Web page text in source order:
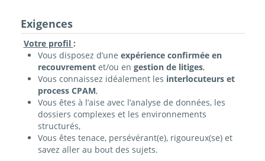
Exigences
Votre profil :
Vous disposez d’une expérience confirmée en
recouvrementet/ou en gestion de litiges,
Vous connaissez idéalement les interlocuteurs et
process CPAM,
Vous êtes à l’aise avec l’analyse de données, les
dossiers complexes et les environnements
structurés,
Vous êtes tenace, persévérant(e), rigoureux(se) et
savez aller au bout des sujets.